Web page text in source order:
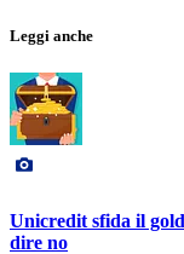
Leggi anche
Unicredit sfida il
dire no